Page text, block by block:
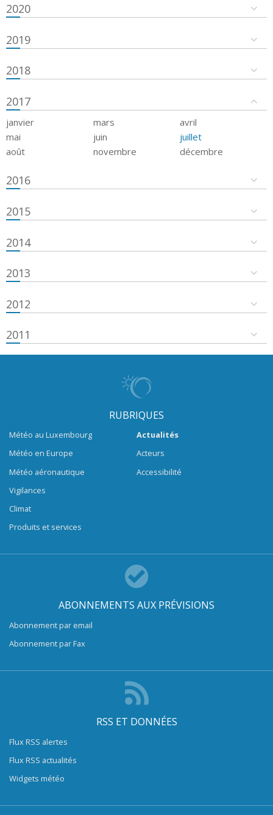
2020
2019
2018
2017
janvier mars
avril
mai
juin
juillet
août
novembre décembre
2016
2015
2014
2013
2012
2011
RUBRIQUES
Météo au Luxembourg
Météo en Europe
Météo aéronautique
Vigilances
Climat
Produits et services
Actualités
Acteurs
Accessibilité
ABONNEMENTS AUX PRÉVISIONS
Abonnement par email
Abonnement par Fax
RSS ET DONNÉES
Flux RSS alertes
Flux RSS actualités
Widgets météo